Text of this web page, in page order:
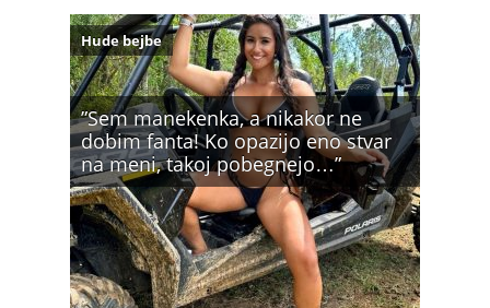
”Sem manekenka, a nikakor ne
dobim fanta! Ko opazijo eno stvar
na meni, takoj pobegnejo…”
Hude bejbe